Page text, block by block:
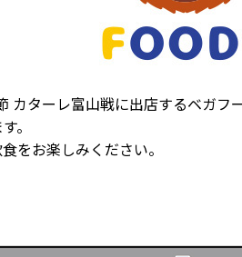
ターレ富山戦に出店するベガフ
。
をお楽しみください。